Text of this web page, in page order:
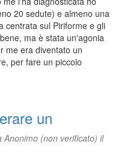
20 sedute) e almeno una
centrata sul Piriforme e gli
ma è stata un'agonia
me era diventato un
per fare un piccolo
un
Anonimo (non verificato) il